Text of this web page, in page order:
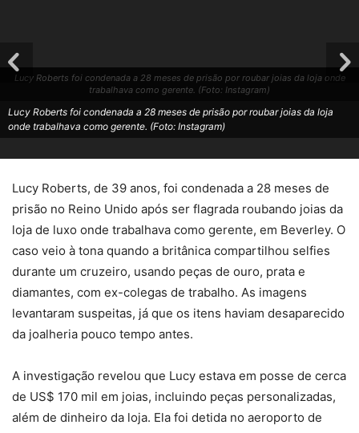
Lucy Roberts foi condenada a 28 meses de prisão por roubar joias da loja onde
trabalhava como gerente. (Foto: Instagram)
Lucy Roberts foi condenada a 28 meses de prisão por roubar joias da loja
onde trabalhava como gerente. (Foto: Instagram)
Lucy Roberts, de 39 anos, foi condenada a 28 meses de
prisão no Reino Unido após ser flagrada roubando joias da
loja de luxo onde trabalhava como gerente, em Beverley. O
caso veio à tona quando a britânica compartilhou selfies
durante um cruzeiro, usando peças de ouro, prata e
diamantes, com ex-colegas de trabalho. As imagens
levantaram suspeitas, já que os itens haviam desaparecido
da joalheria pouco tempo antes.
A investigação revelou que Lucy estava em posse de cerca
de US$ 170 mil em joias, incluindo peças personalizadas,
além de dinheiro da loja. Ela foi detida no aeroporto de